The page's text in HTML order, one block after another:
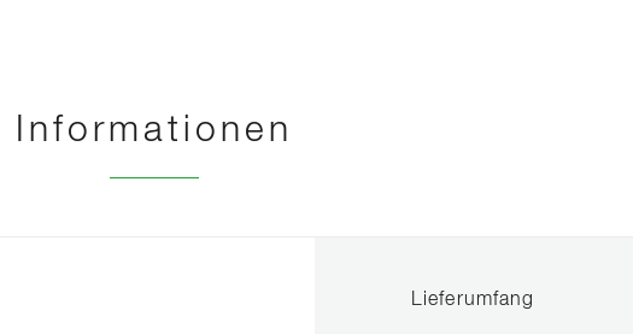
Informationen
Lieferumfang